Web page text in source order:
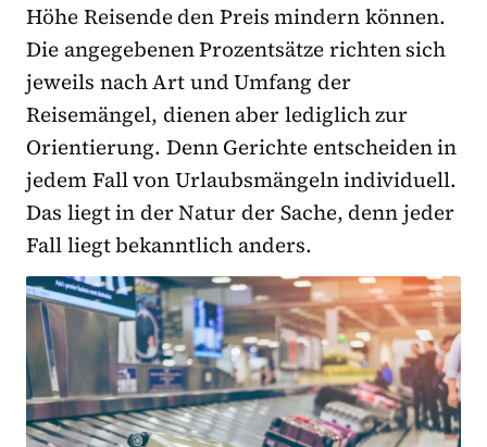
Höhe Reisende den Preis mindern können.
Die angegebenen Prozentsätze richten sich
jeweils nach Art und Umfang der
Reisemängel, dienen aber lediglich zur
Orientierung. Denn Gerichte entscheiden in
jedem Fall von Urlaubsmängeln individuell.
Das liegt in der Natur der Sache, denn jeder
Fall liegt bekanntlich anders.